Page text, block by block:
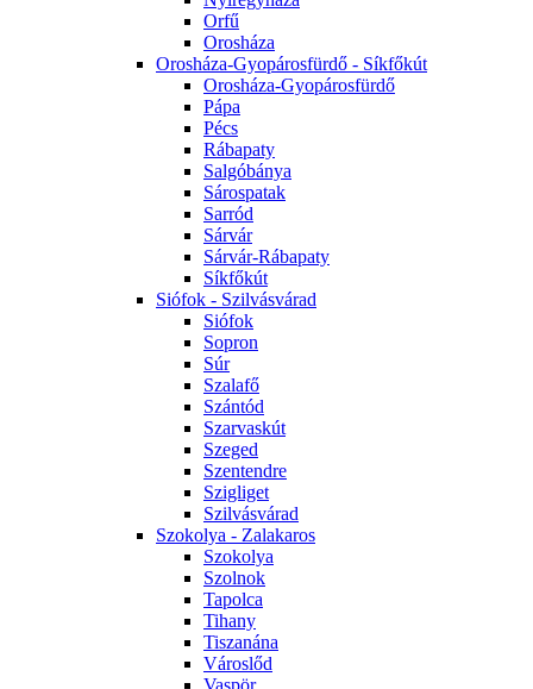
Orfű
Orosháza
Orosháza-Gyopárosfürdő - Síkfőkút
Orosháza-Gyopárosfürdő
Pápa
Pécs
Rábapaty
Salgóbánya
Sárospatak
Sarród
Sárvár
Sárvár-Rábapaty
Síkfőkút
Siófok - Szilvásvárad
Siófok
Sopron
Súr
Szalafő
Szántód
Szarvaskút
Szeged
Szentendre
Szigliget
Szilvásvárad
Szokolya - Zalakaros
Szokolya
Szolnok
Tapolca
Tihany
Tiszanána
Városlőd
Vaspör